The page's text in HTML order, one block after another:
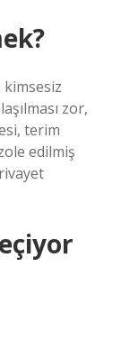
kimsesiz
zor,
terim
edilmiş